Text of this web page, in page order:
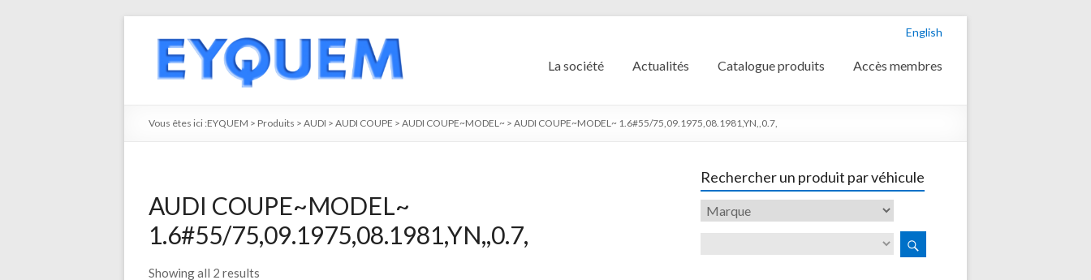
English
La société Actualités Catalogue produits Accès membres
Vous êtes ici :EYQUEM > Produits > AUDI > AUDI COUPE > AUDI COUPE~MODEL~ > AUDI COUPE~MODEL~ 1.6#55/75,09.1975,08.1981,YN,,0.7,
AUDI COUPE~MODEL~
1.6#55/75,09.1975,08.1981,YN,,0.7,
Showing all 2 results
Rechercher un produit par véhicule